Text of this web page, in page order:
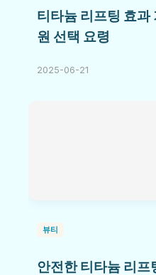
티타늄 리프팅 효과
원 선택 요령
2025-06-21
뷰티
안전한 티타늄 리프